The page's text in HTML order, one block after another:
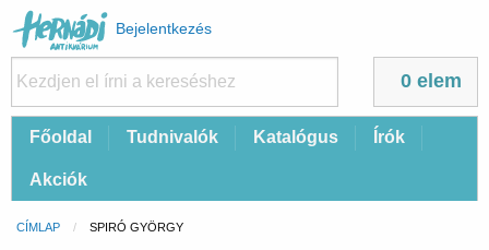
Felhasználói
fiók
menüje
Bejelentkezés
0 elem
FőFőoldal Tudnivalók Katalógus Írók
Akciók
Morzsa
CÍMLAP CURRENT:
SPIRÓ GYÖRGY